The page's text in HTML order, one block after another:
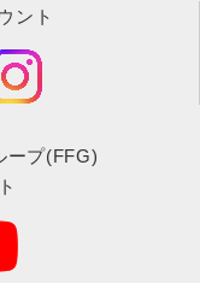
ント
ープ(FFG)